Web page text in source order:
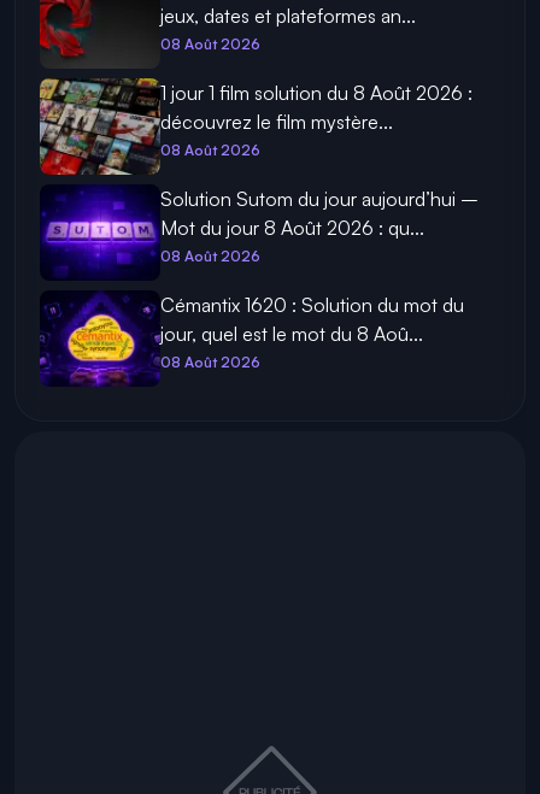
jeux, dates et plateformes an...
08 Août 2026
1 jour 1 film solution du 8 Août 2026 :
découvrez le film mystère...
08 Août 2026
Solution Sutom du jour aujourd’hui –
Mot du jour 8 Août 2026 : qu...
08 Août 2026
Cémantix 1620 : Solution du mot du
jour, quel est le mot du 8 Aoû...
08 Août 2026